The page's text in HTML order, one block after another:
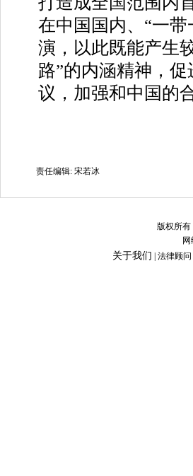
在中国国内、“一
演，以此既能产生
路”的内涵精神，
议，加强和中国的
责任编辑: 宋若冰
版权所有
关于我们 | 法律顾问